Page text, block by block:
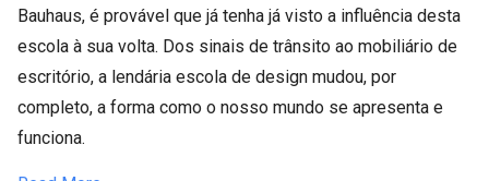
Bauhaus, é provável que já tenha já visto a influência desta
escola à sua volta. Dos sinais de trânsito ao mobiliário de
escritório, a lendária escola de design mudou, por
completo, a forma como o nosso mundo se apresenta e
funciona.